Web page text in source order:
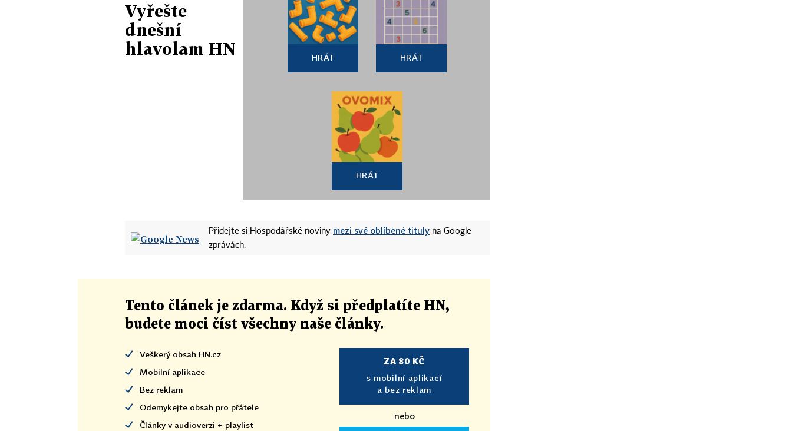
Vyřešte
dnešní
hlavolam HN
HRÁT HRÁT
HRÁT
Přidejte si Hospodářské noviny mezi své oblíbené tituly na Google
zprávách.
Tento článek je zdarma. Když si předplatíte HN,
budete moci číst všechny naše články.
Veškerý obsah HN.cz
Mobilní aplikace
Bez reklam
Odemykejte obsah pro přátele
Články v audioverzi + playlist
ZA 80 KČ
s mobilní aplikací
a bez reklam
nebo